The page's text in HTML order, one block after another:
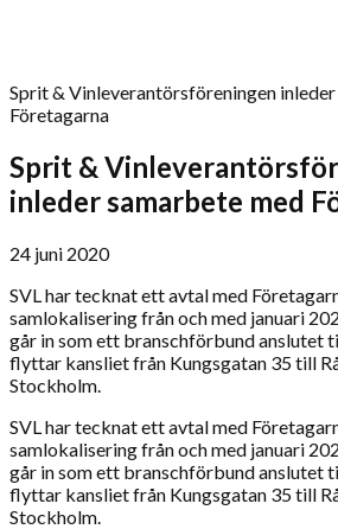
Sprit & Vinleverantörsföreningen
Företagarna
Sprit &
inleder samarbete med
24 juni 2020
SVL har tecknat ett avtal med
samlokalisering från och med januari
går in som ett branschförbund anslutet
flyttar kansliet från Kungsgatan 35 till
Stockholm.
SVL har tecknat ett avtal med
samlokalisering från och med januari
går in som ett branschförbund anslutet
flyttar kansliet från Kungsgatan 35 till
Stockholm.